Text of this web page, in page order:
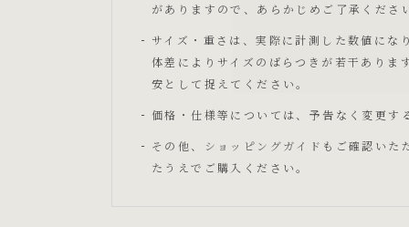
がありますので、あらかじめご了承くださ
サイズ・重さは、実際に計測した数値にな
体差によりサイズのばらつきが若干ありま
安として捉えてください。
価格・仕様等については、予告なく変更す
その他、
ショッピングガイド もご確認いた
たうえでご購入ください。